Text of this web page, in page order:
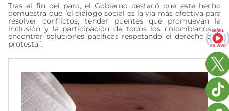
Tras el fin del paro, el Gobierno destacó que este hecho
demuestra que “el diálogo social es la vía más efectiva para
resolver conflictos, tender puentes que promuevan la
inclusión y la participación de todos los colombianos, y
encontrar soluciones pacíficas respetando el derecho a la
protesta”.